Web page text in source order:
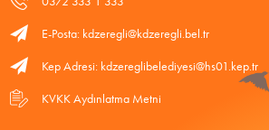
E-Posta: kdzeregli@kdzeregli.bel.tr
Kep Adresi: kdzereglibelediyesi@hs01.kep.tr
KVKK Aydınlatma Metni